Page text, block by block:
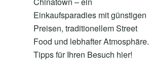
Einkaufsparadies mit günstigen
Preisen, traditionellem Street
Food und lebhafter Atmosphäre.
Tipps für Ihren Besuch hier!